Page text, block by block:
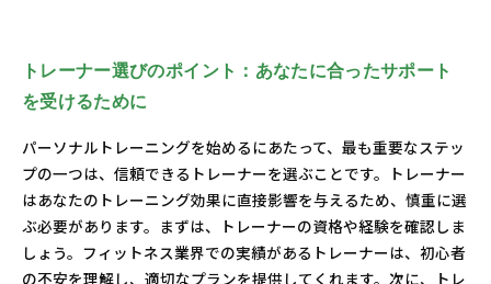
トレーナー選びのポイント：あなたに合ったサポート
を受けるために
パーソナルトレーニングを始めるにあたって、最も重要なステッ
プの一つは、信頼できるトレーナーを選ぶことです。トレーナー
はあなたのトレーニング効果に直接影響を与えるため、慎重に選
ぶ必要があります。まずは、トレーナーの資格や経験を確認しま
しょう。フィットネス業界での実績があるトレーナーは、初心者
の不安を理解し、適切なプランを提供してくれます。次に、トレ